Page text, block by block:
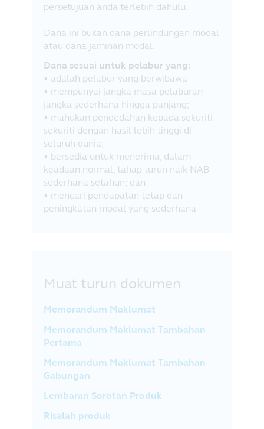
persetujuan anda terlebih dahulu.
Dana ini bukan dana perlindungan modal
atau dana jaminan modal.
Dana sesuai untuk pelabur yang:
• adalah pelabur yang berwibawa
• mempunyai jangka masa pelaburan
jangka sederhana hingga panjang;
• mahukan pendedahan kepada sekuriti
sekuriti dengan hasil lebih tinggi di
seluruh dunia;
• bersedia untuk menerima, dalam
keadaan normal, tahap turun naik NAB
sederhana setahun; dan
• mencari pendapatan tetap dan
peningkatan modal yang sederhana
Muat turun dokumen
Memorandum Maklumat
Memorandum Maklumat Tambahan
Pertama
Memorandum Maklumat Tambahan
Gabungan
Lembaran Sorotan Produk
Risalah produk